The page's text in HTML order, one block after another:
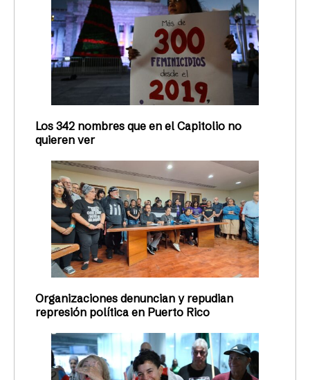
Los 342 nombres que en el Capitolio no
quieren ver
Organizaciones denuncian y repudian
represión política en Puerto Rico